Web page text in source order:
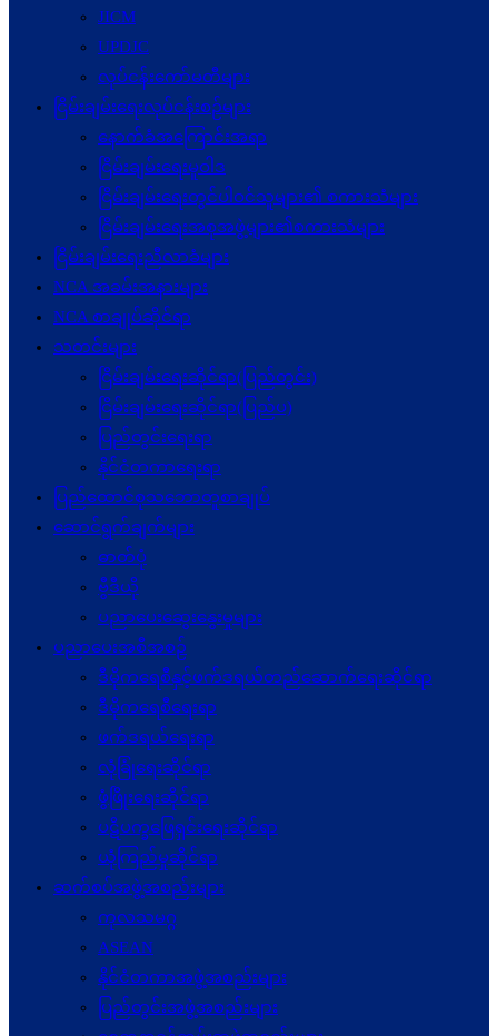
JICM
UPDJC
လုပ်ငန်းကော်မတီများ
ငြိမ်းချမ်းရေးလုပ်ငန်းစဉ်များ
နောက်ခံအကြောင်းအရာ
ငြိမ်းချမ်းရေးမူဝါဒ
ငြိမ်းချမ်းရေးတွင်ပါဝင်သူများ၏ စကားသံများ
ငြိမ်းချမ်းရေးအစုအဖွဲ့များ၏စကားသံများ
ငြိမ်းချမ်းရေးညီလာခံများ
NCA အခမ်းအနားများ
NCA စာချုပ်ဆိုင်ရာ
သတင်းများ
ငြိမ်းချမ်းရေးဆိုင်ရာ(ပြည်တွင်း)
ငြိမ်းချမ်းရေးဆိုင်ရာ(ပြည်ပ)
ပြည်တွင်းရေးရာ
နိုင်ငံတကာရေးရာ
ပြည်ထောင်စုသဘောတူစာချုပ်
ဆောင်ရွက်ချက်များ
ဓာတ်ပုံ
ဗွီဒီယို
ပညာပေးဆွေးနွေးမှုများ
ပညာပေးအစီအစဉ်
ဒီမိုကရေစီနှင့်ဖက်ဒရယ်တည်ဆောက်ရေးဆိုင်ရာ
ဒီမိုကရေစီရေးရာ
ဖက်ဒရယ်ရေးရာ
လုံခြုံရေးဆိုင်ရာ
ဖွံဖြိုးရေးဆိုင်ရာ
ပဋိပက္ခ‌ဖြေရှင်းရေးဆိုင်ရာ
ယုံကြည်မှုဆိုင်ရာ
ဆက်စပ်အဖွဲ့အစည်းများ
ကုလသမဂ္ဂ
ASEAN
နိုင်ငံတကာအဖွဲ့အစည်းများ
ပြည်တွင်းအဖွဲ့အစည်းများ